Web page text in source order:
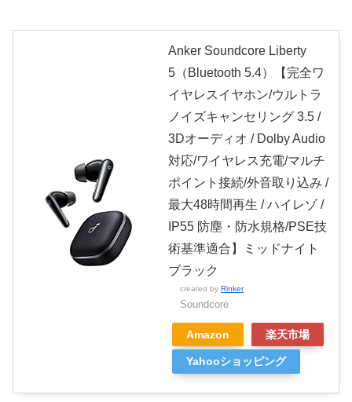
Anker Soundcore Liberty
5（Bluetooth 5.4）【完全ワ
イヤレスイヤホン/ウルトラ
ノイズキャンセリング 3.5 /
3Dオーディオ / Dolby Audio
対応/ワイヤレス充電/マルチ
ポイント接続/外音取り込み /
最大48時間再生 / ハイレゾ /
IP55 防塵・防水規格/PSE技
術基準適合】ミッドナイト
ブラック
created by Rinker
Soundcore
Amazon 楽天市場
Yahooショッピング